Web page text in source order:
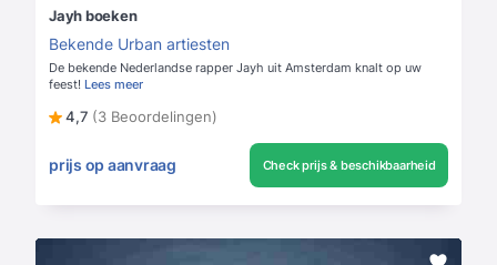
Jayh boeken
Bekende Urban artiesten
De bekende Nederlandse rapper Jayh uit Amsterdam knalt op uw
feest! Lees meer
4,7 (3 Beoordelingen)
prijs op aanvraag Check prijs & beschikbaarheid